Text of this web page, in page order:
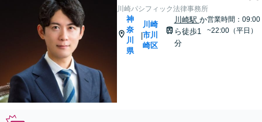
川崎パシフィック法律事務所
神
奈
川
県
|
川崎
市川
崎区
川崎駅 か
ら徒歩1
分
営業時間：09:00
~22:00（平日）